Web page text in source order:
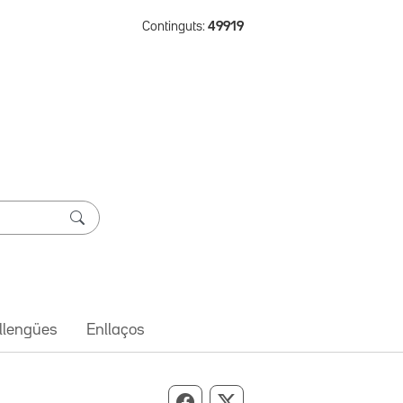
Continguts: 49919
Enllaços